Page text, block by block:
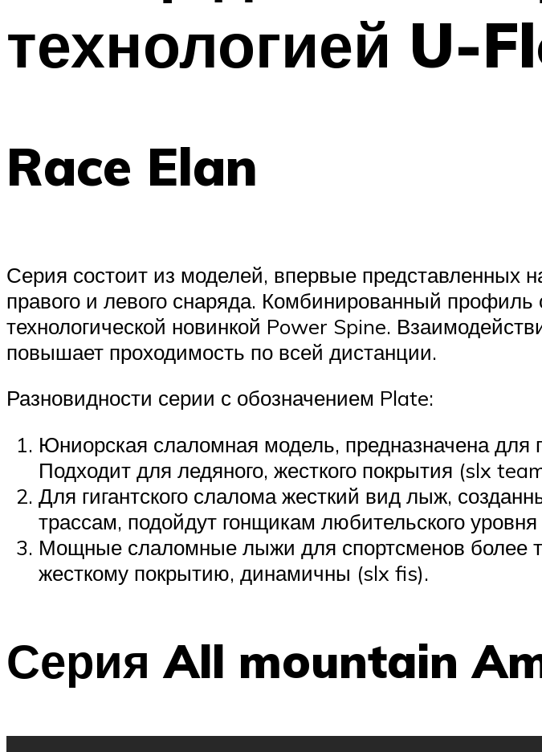
технологией U-
Race Elan
Серия состоит из моделей, впервые представленных
правого и левого снаряда. Комбинированный
технологической новинкой Power Spine.
повышает проходимость по всей дистанции.
Разновидности серии с обозначением Plate:
Юниорская слаломная модель, предназначена для
Подходит для ледяного, жесткого покрытия (slx
Для гигантского слалома жесткий вид лыж,
трассам, подойдут гонщикам любительского
Мощные слаломные лыжи для спортсменов более
жесткому покрытию, динамичны (slx fis).
Серия All mountain